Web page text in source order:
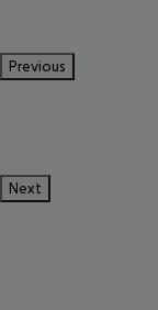
Previous
Next